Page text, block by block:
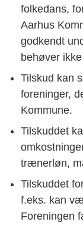
folkedans,
Aarhus
godkendt
behøver
Tilskud kan
foreninger,
Kommune.
Tilskuddet
trænerløn,
Tilskuddet
f.eks. kan
Foreningen